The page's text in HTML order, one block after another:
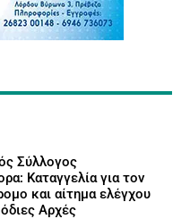
Σύλλογος
Καταγγελία για τον
και αίτημα ελέγχου
Αρχές